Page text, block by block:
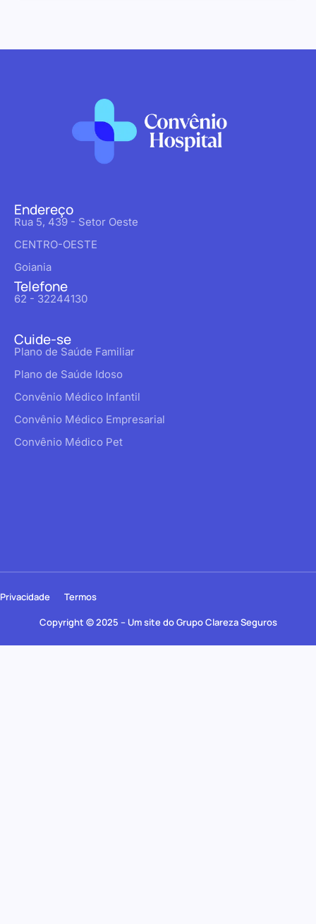
Endereço
Rua 5, 439 - Setor Oeste
CENTRO-OESTE
Goiania
Telefone
62 - 32244130
Cuide-se
Plano de Saúde Familiar
Plano de Saúde Idoso
Convênio Médico Infantil
Convênio Médico Empresarial
Convênio Médico Pet
Copyright © 2025 – Um site do Grupo Clareza Seguros
Privacidade Termos